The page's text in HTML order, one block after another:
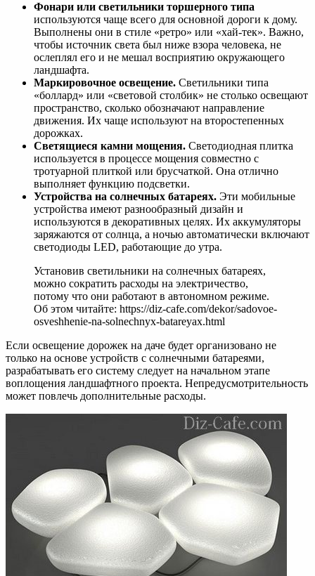
Фонари или светильники торшерного типа
используются чаще всего для основной дороги к дому.
Выполнены они в стиле «ретро» или «хай-тек». Важно,
чтобы источник света был ниже взора человека, не
ослеплял его и не мешал восприятию окружающего
ландшафта.
Маркировочное освещение. Светильники типа
«боллард» или «световой столбик» не столько освещают
пространство, сколько обозначают направление
движения. Их чаще используют на второстепенных
дорожках.
Светящиеся камни мощения. Светодиодная плитка
используется в процессе мощения совместно с
тротуарной плиткой или брусчаткой. Она отлично
выполняет функцию подсветки.
Устройства на солнечных батареях. Эти мобильные
устройства имеют разнообразный дизайн и
используются в декоративных целях. Их аккумуляторы
заряжаются от солнца, а ночью автоматически включают
светодиоды LED, работающие до утра.
Установив светильники на солнечных батареях,
можно сократить расходы на электричество,
потому что они работают в автономном режиме.
Об этом читайте: https://diz-cafe.com/dekor/sadovoe-
osveshhenie-na-solnechnyx-batareyax.html
Если освещение дорожек на даче будет организовано не
только на основе устройств с солнечными батареями,
разрабатывать его систему следует на начальном этапе
воплощения ландшафтного проекта. Непредусмотрительность
может повлечь дополнительные расходы.